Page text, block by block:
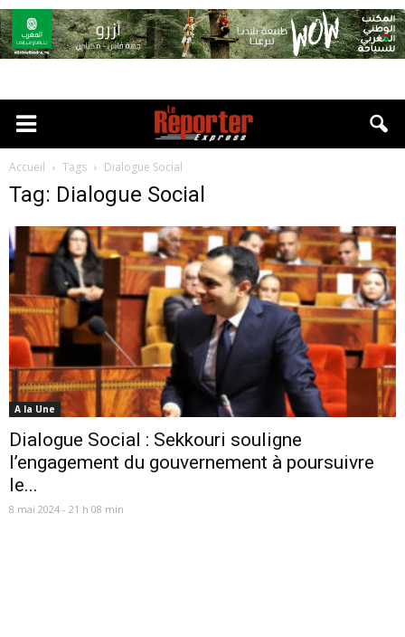
Accueil Tags Dialogue Social
Tag: Dialogue Social
A la Une
Dialogue Social : Sekkouri souligne
l’engagement du gouvernement à poursuivre
le...
8 mai 2024 - 21 h 08 min